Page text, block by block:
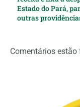
Estado do Pará,
outras
Comentários estão